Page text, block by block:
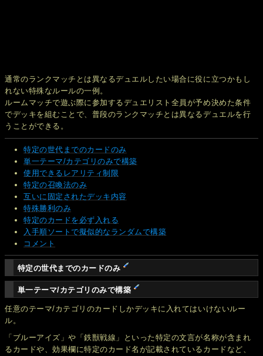
通常のランクマッチとは異なるデュエルしたい場合に役に立つかもし
れない特殊なルールの一例。
ルームマッチで遊ぶ際に参加するデュエリスト全員が予め決めた条件
でデッキを組むことで、普段のランクマッチとは異なるデュエルを行
うことができる。
特定の世代までのカードのみ
単一テーマ/カテゴリのみで構築
使用できるレアリティ制限
特定の召喚法のみ
互いに固定されたデッキ内容
特殊勝利のみ
特定のカードを必ず入れる
入手順ソートで擬似的なランダムで構築
コメント
特定の世代までのカードのみ
単一テーマ/カテゴリのみで構築
任意のテーマ/カテゴリのカードしかデッキに入れてはいけないルー
ル。
「ブルーアイズ」や「鉄獣戦線」といった特定の文言が名称が含まれ
るカードや、効果欄に特定のカード名が記載されているカードなど、